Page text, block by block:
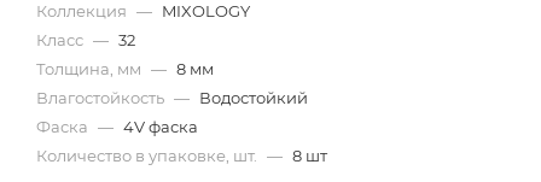
Коллекция — MIXOLOGY
Класс — 32
Толщина, мм — 8 мм
Влагостойкость — Водостойкий
Фаска — 4V фаска
Количество в упаковке, шт.
— 8 шт